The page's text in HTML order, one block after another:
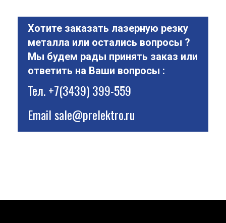
Хотите заказать лазерную резку
металла или остались вопросы ?
Мы будем рады принять заказ или
ответить на Ваши вопросы :
Тел.+7(3439) 399-559
Emailsale@prelektro.ru